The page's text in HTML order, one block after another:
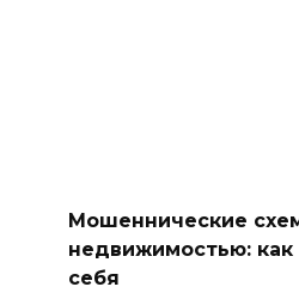
Мошеннические
недвижимостью: как
себя